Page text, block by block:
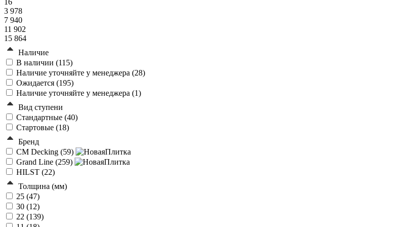
16
3 978
7 940
11 902
15 864
Наличие
В наличии (115)
Наличие уточняйте у менеджера (28)
Ожидается (195)
Наличие уточняйте у менеджера (1)
Вид ступени
Стандартные (40)
Стартовые (18)
Бренд
CM Decking (59)
Grand Line (259)
HILST (22)
Толщина (мм)
25 (47)
30 (12)
22 (139)